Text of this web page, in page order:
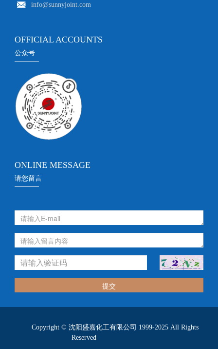
info@sunnyjoint.com
OFFICIAL ACCOUNTS
公众号
ONLINE MESSAGE
请您留言
提交
Copyright © 沈阳盛嘉化工有限公司 1999-2025 All Rights
Reserved